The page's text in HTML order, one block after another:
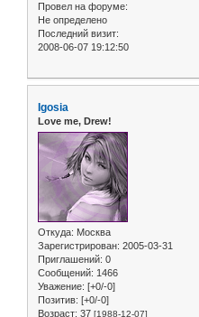
Провел на форуме:
Не определено
Последний визит:
2008-06-07 19:12:50
Igosia
Love me, Drew!
Откуда: Москва
Зарегистрирован: 2005-03-31
Приглашений: 0
Сообщений: 1466
Уважение: [+0/-0]
Позитив: [+0/-0]
Возраст: 37 [1988-12-07]